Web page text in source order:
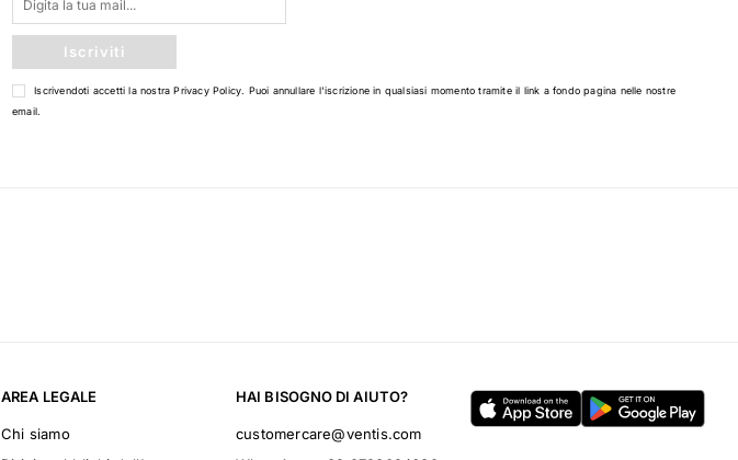
Iscriviti
Iscrivendoti accetti la nostraPrivacy Policy. Puoi annullare l'iscrizione in qualsiasi momento tramite il link a fondo pagina nelle nostre
email.
AREA LEGALE
Chi siamo
HAI BISOGNO DI AIUTO?
customercare@ventis.com